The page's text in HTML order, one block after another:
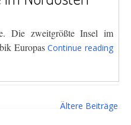
Die zweitgrößte Insel im
EuropasContinue reading
Ältere Beiträge